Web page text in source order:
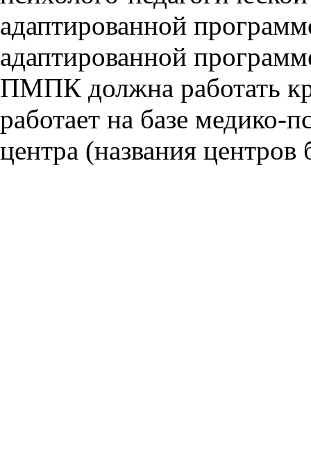
адаптированной
адаптированной
ПМПК должна работать
работает на базе медико-
центра (названия